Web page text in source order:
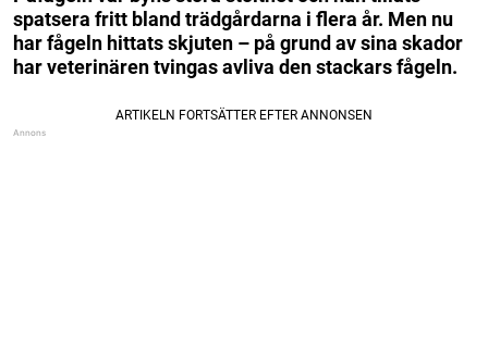
spatsera fritt bland trädgårdarna i flera år. Men nu
har fågeln hittats skjuten – på grund av sina skador
har veterinären tvingas avliva den stackars fågeln.